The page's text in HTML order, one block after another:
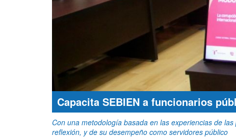
Capacita SEBIEN a funcionarios
Con una metodología basada en las experiencias de
reflexión, y de su desempeño como servidores público